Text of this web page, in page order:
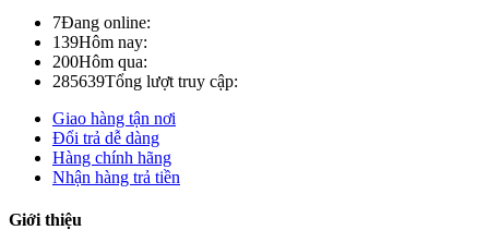
7Đang online:
139Hôm nay:
200Hôm qua:
285639Tổng lượt truy cập:
Giao hàng tận nơi
Đổi trả dễ dàng
Hàng chính hãng
Nhận hàng trả tiền
Giới thiệu